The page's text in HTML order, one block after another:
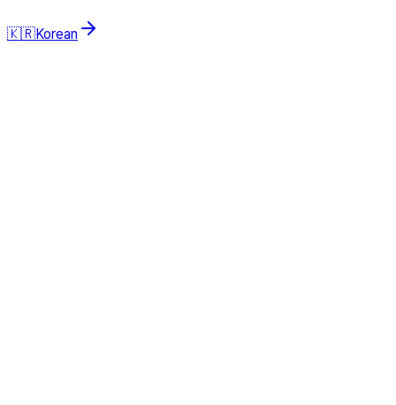
🇰🇷Korean